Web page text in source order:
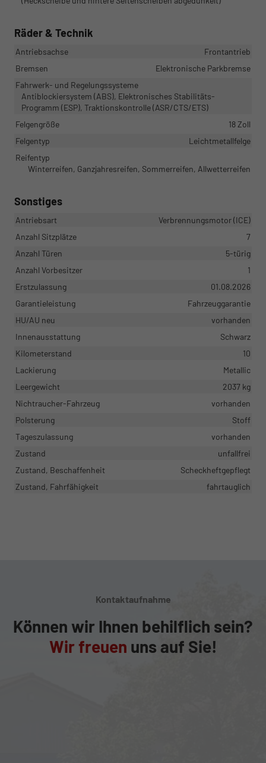
Räder & Technik
Antriebsachse
Frontantrieb
Bremsen
Elektronische Parkbremse
Fahrwerk- und Regelungssysteme
Antiblockiersystem (ABS), Elektronisches Stabilitäts-
Programm (ESP), Traktionskontrolle (ASR/CTS/ETS)
Felgengröße
18 Zoll
Felgentyp
Leichtmetallfelge
Reifentyp
Winterreifen, Ganzjahresreifen, Sommerreifen, Allwetterreifen
Sonstiges
Antriebsart
Verbrennungsmotor (ICE)
Anzahl Sitzplätze
7
Anzahl Türen
5-türig
Anzahl Vorbesitzer
1
Erstzulassung
01.08.2026
Garantieleistung
Fahrzeuggarantie
HU/AU neu
vorhanden
Innenausstattung
Schwarz
Kilometerstand
10
Lackierung
Metallic
Leergewicht
2037 kg
Nichtraucher-Fahrzeug
vorhanden
Polsterung
Stoff
Tageszulassung
vorhanden
Zustand
unfallfrei
Zustand, Beschaffenheit
Scheckheftgepflegt
Zustand, Fahrfähigkeit
fahrtauglich
Kontaktaufnahme
Können wir Ihnen behilflich sein?
Wir freuen uns auf Sie!